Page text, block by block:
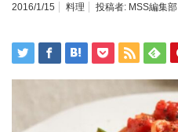
2016/1/15 料理 投稿者: MSS編集部